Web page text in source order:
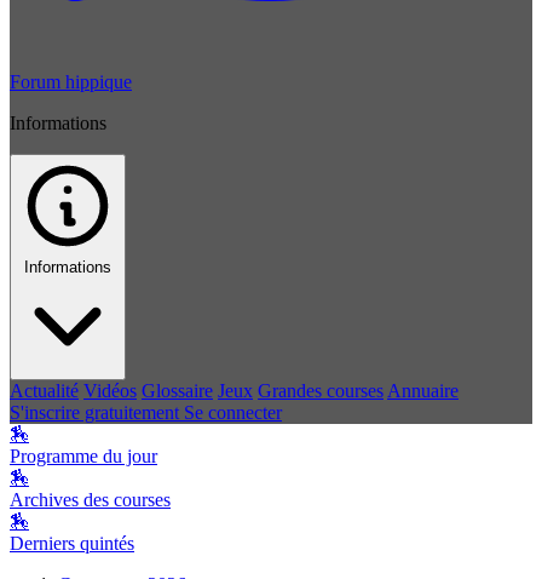
Forum hippique
Informations
Informations
Actualité Vidéos Glossaire Jeux Grandes courses Annuaire
S'inscrire gratuitement Se connecter
🏇
Programme du jour
🏇
Archives des courses
🏇
Derniers quintés